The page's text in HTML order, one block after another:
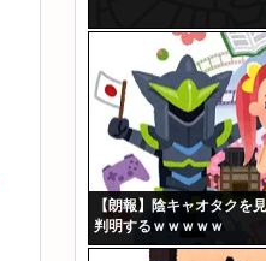
【朗報】陰キャオタクを
判明するｗｗｗｗｗ